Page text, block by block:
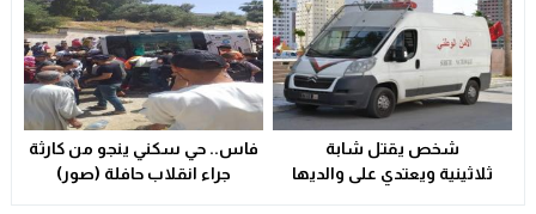
شخص يقتل شابة
ثلاثينية ويعتدي على والديها
فاس.. حي سكني ينجو من كارثة
جراء انقلاب حافلة (صور)